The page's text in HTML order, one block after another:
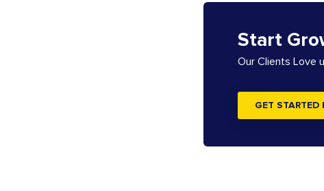
Start
Our Clients Love
GET STARTED